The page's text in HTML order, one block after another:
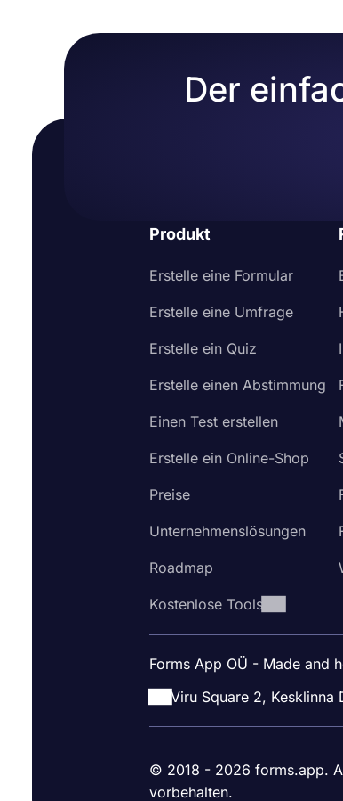
Der
Produkt
Erstelle eine Formular
Erstelle eine Umfrage
Erstelle ein Quiz
Erstelle einen Abstimmung
Einen Test erstellen
Erstelle ein Online-Shop
Preise
Unternehmenslösungen
Roadmap
Kostenlose Tools
Forms App OÜ - Made and
Viru Square 2, Kesklinna
© 2018 - 2026 forms.app.
vorbehalten.